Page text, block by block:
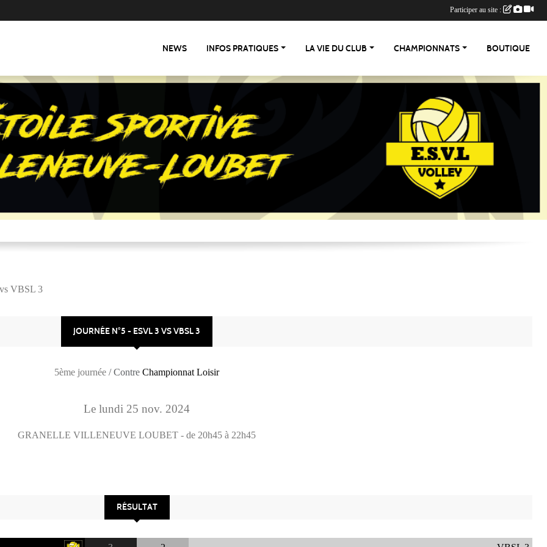
NEWS INFOS PRATIQUES LA VIE DU CLUB CHAMPIONNATS BOUTIQUE
VBSL 3
JOURNÉE N°5 - ESVL 3 VS VBSL 3
5ème journée / Contre Championnat Loisir
Le lundi 25 nov. 2024
GRANELLE VILLENEUVE LOUBET - de 20h45 à 22h45
RÉSULTAT
Participer au site :